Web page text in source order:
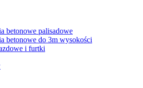
betonowe palisadowe
betonowe do 3m wysokości
i furtki